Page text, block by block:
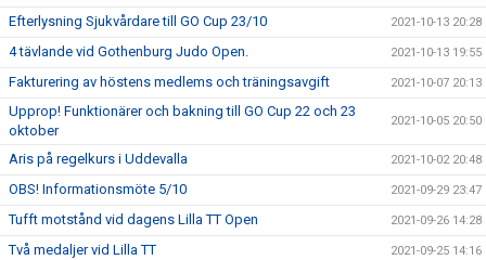
Efterlysning Sjukvårdare till GO Cup 23/10 2021-10-13 20:28
4 tävlande vid Gothenburg Judo Open. 2021-10-13 19:55
Fakturering av höstens medlems och träningsavgift 2021-10-07 20:13
Upprop! Funktionärer och bakning till GO Cup 22 och 23
oktober
2021-10-05 20:50
Aris på regelkurs i Uddevalla 2021-10-02 20:48
OBS! Informationsmöte 5/10 2021-09-29 23:47
Tufft motstånd vid dagens Lilla TT Open 2021-09-26 14:28
Två medaljer vid Lilla TT 2021-09-25 14:16